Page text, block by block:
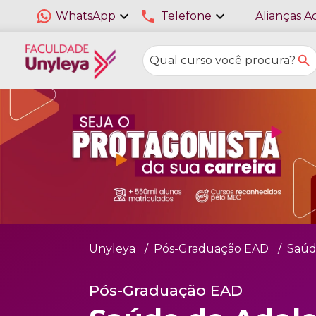
WhatsApp expand_more phone Telefone expand_more Alianças
Unyleya Pós-Graduação EAD
Pós-Graduação EAD